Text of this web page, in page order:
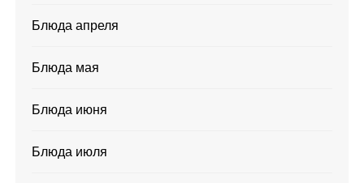
Блюда апреля
Блюда мая
Блюда июня
Блюда июля